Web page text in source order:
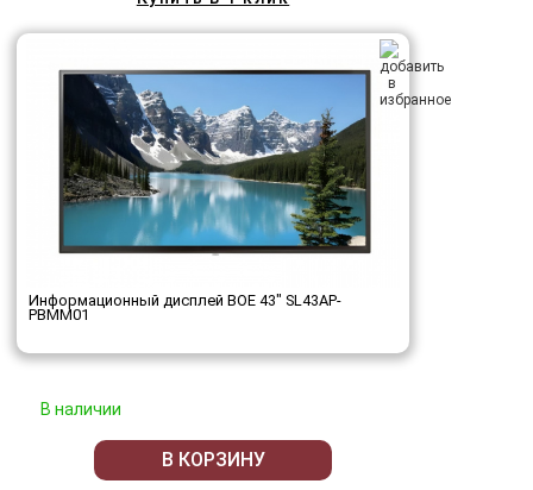
Информационный дисплей BOE 43" SL43AP-
PBMM01
В наличии
В КОРЗИНУ